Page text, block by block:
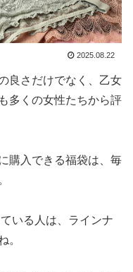
2025.08.22
良さだけでなく、乙女
多くの女性たちから評
購入できる福袋は、毎
いる人は、ラインナ
。